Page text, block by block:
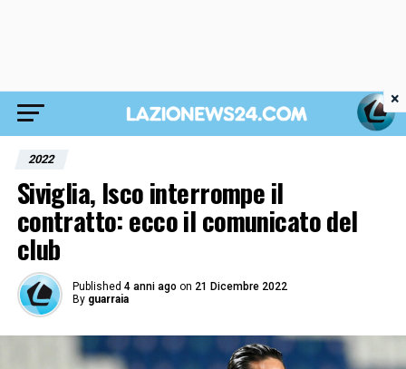
2022
Siviglia, Isco interrompe il
contratto: ecco il comunicato del
club
Published 4 anni ago on 21 Dicembre 2022
By guarraia
×